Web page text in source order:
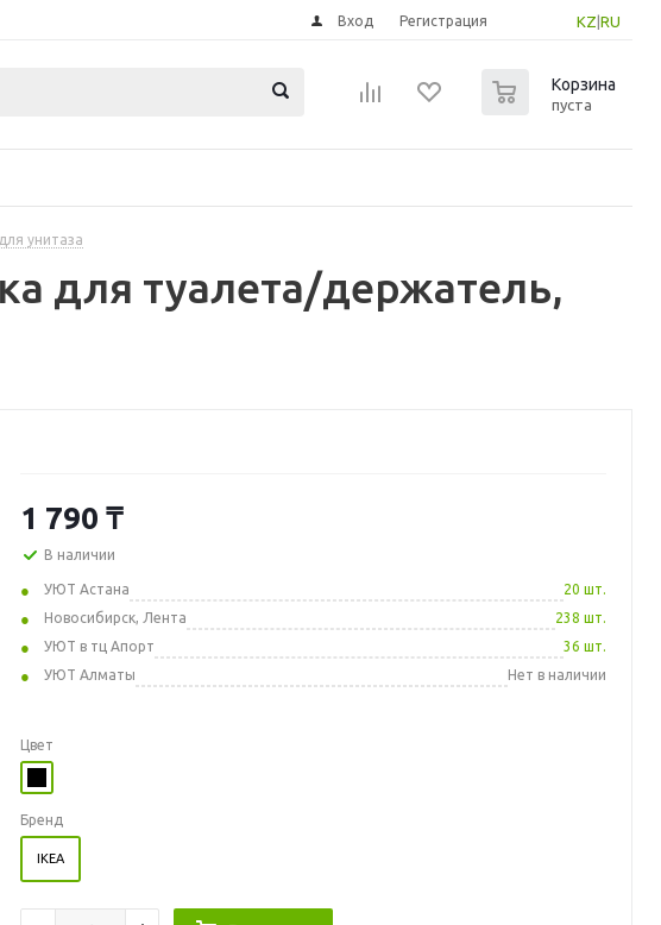
KZ RU
Вход Регистрация
Корзина
пуста
унитаза
для туалета/держатель,
1 790 ₸
В наличии
УЮТ Астана
20 шт.
Новосибирск, Лента
238 шт.
УЮТ в тц Апорт
36 шт.
УЮТ Алматы
Нет в наличии
Цвет
Бренд
IKEA